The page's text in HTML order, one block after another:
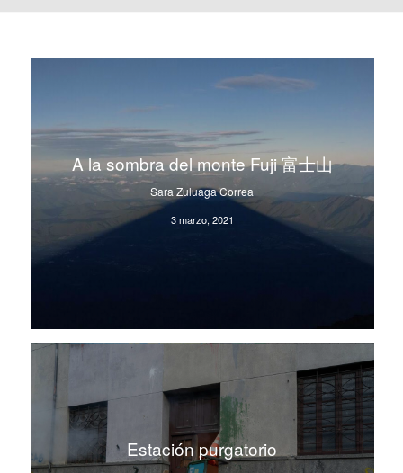
A la sombra del monte Fuji 富士山
Sara Zuluaga Correa
3 marzo, 2021
Estación purgatorio